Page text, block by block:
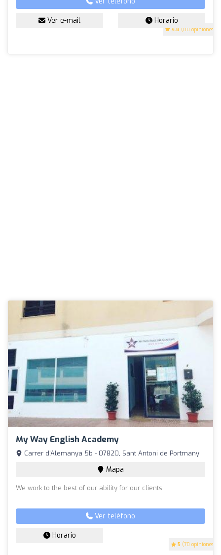
4.8 (80 opiniones)
Ver e-mail Horario
My Way English Academy
5 (70 opiniones)
Carrer d'Alemanya 5b - 07820, Sant Antoni de Portmany
Mapa
We work to the best of our ability for our clients
Ver teléfono
Horario